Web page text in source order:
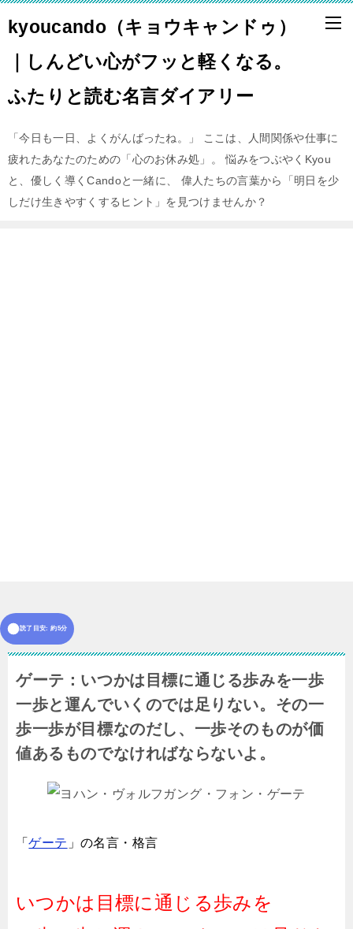
kyoucando（キョウキャンドゥ）
｜しんどい心がフッと軽くなる。
ふたりと読む名言ダイアリー
「今日も一日、よくがんばったね。」 ここは、人間関係や仕事に
疲れたあなたのための「心のお休み処」。 悩みをつぶやくKyou
と、優しく導くCandoと一緒に、 偉人たちの言葉から「明日を少
しだけ生きやすくするヒント」を見つけませんか？
読了目安: 約5分
ゲーテ：いつかは目標に通じる歩みを一歩
一歩と運んでいくのでは足りない。その一
歩一歩が目標なのだし、一歩そのものが価
値あるものでなければならないよ。
「ゲーテ 」の名言・格言
いつかは目標に通じる歩みを